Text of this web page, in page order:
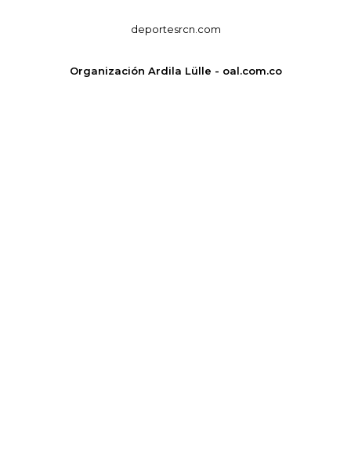
deportesrcn.com
Organización Ardila Lülle - oal.com.co